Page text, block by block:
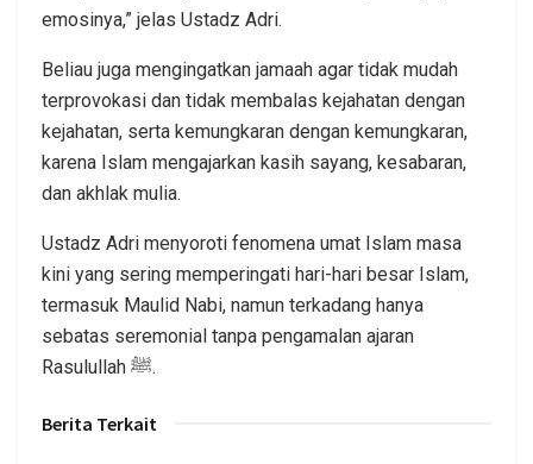
emosinya,” jelas Ustadz Adri.
Beliau juga mengingatkan jamaah agar tidak mudah
terprovokasi dan tidak membalas kejahatan dengan
kejahatan, serta kemungkaran dengan kemungkaran,
karena Islam mengajarkan kasih sayang, kesabaran,
dan akhlak mulia.
Ustadz Adri menyoroti fenomena umat Islam masa
kini yang sering memperingati hari-hari besar Islam,
termasuk Maulid Nabi, namun terkadang hanya
sebatas seremonial tanpa pengamalan ajaran
Rasulullah ﷺ.
Berita Terkait